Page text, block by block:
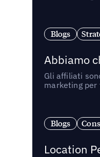
Blogs
Abbiamo
Gli affiliati
marketing per
Blogs
Location